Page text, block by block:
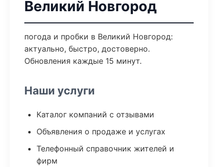
Великий Новгород
погода и пробки в Великий Новгород:
актуально, быстро, достоверно.
Обновления каждые 15 минут.
Наши услуги
Каталог компаний с отзывами
Объявления о продаже и услугах
Телефонный справочник жителей и
фирм